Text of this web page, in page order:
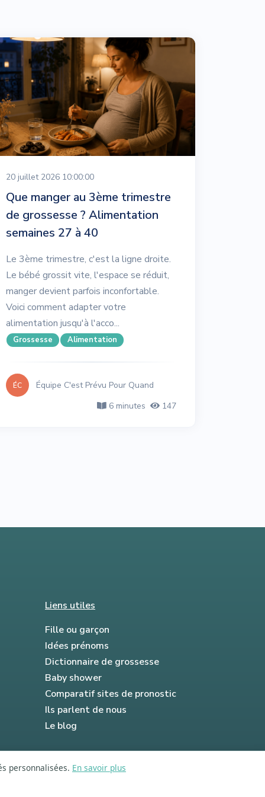
20 juillet 2026 10:00:00
Que manger au 3ème trimestre
de grossesse ? Alimentation
semaines 27 à 40
Le 3ème trimestre, c'est la ligne droite.
Le bébé grossit vite, l'espace se réduit,
manger devient parfois inconfortable.
Voici comment adapter votre
alimentation jusqu'à l'acco...
Grossesse Alimentation
ÉC
Équipe C'est Prévu Pour Quand
6 minutes
147
Liens utiles
Fille ou garçon
Idées prénoms
Dictionnaire de grossesse
Baby shower
Comparatif sites de pronostic
Ils parlent de nous
Le blog
personnalisées. En savoir plus